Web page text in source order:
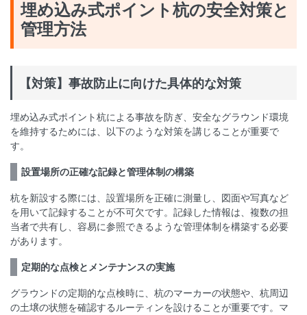
埋め込み式ポイント杭の安全対策と
管理方法
【対策】事故防止に向けた具体的な対策
埋め込み式ポイント杭による事故を防ぎ、安全なグラウンド環境
を維持するためには、以下のような対策を講じることが重要で
す。
設置場所の正確な記録と管理体制の構築
杭を新設する際には、設置場所を正確に測量し、図面や写真など
を用いて記録することが不可欠です。記録した情報は、複数の担
当者で共有し、容易に参照できるような管理体制を構築する必要
があります。
定期的な点検とメンテナンスの実施
グラウンドの定期的な点検時に、杭のマーカーの状態や、杭周辺
の土壌の状態を確認するルーティンを設けることが重要です。マ